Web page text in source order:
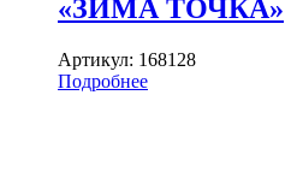
«ЗИМА ТОЧКА»
Артикул: 168128
Подробнее